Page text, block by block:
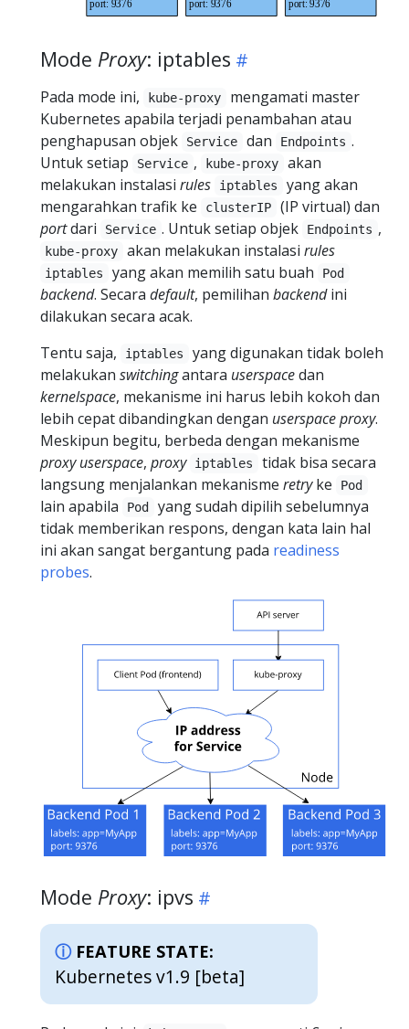
Mode Proxy: iptables
Pada mode ini, kube-proxy
mengamati master
Kubernetes apabila terjadi penambahan atau
penghapusan objek
Service dan Endpoints .
Untuk setiap
Service , kube-proxy
akan
melakukan instalasi rules iptables
yang akan
mengarahkan trafik ke
clusterIP
(IP virtual) dan
portdari Service . Untuk setiap objek Endpoints ,
kube-proxy akan melakukan instalasi rules
iptables yang akan memilih satu buah Pod
backend. Secara default, pemilihan backendini
dilakukan secara acak.
Tentu saja,
iptables
yang digunakan tidak boleh
melakukan switchingantara userspacedan
kernelspace, mekanisme ini harus lebih kokoh dan
lebih cepat dibandingkan dengan userspaceproxy.
Meskipun begitu, berbeda dengan mekanisme
proxy userspace, proxy iptables
tidak bisa secara
langsung menjalankan mekanisme retryke Pod
lain apabila Pod
yang sudah dipilih sebelumnya
tidak memberikan respons, dengan kata lain hal
ini akan sangat bergantung pada readiness
probes.
Mode Proxy: ipvs
FEATURE STATE:
Kubernetes v1.9 [beta]